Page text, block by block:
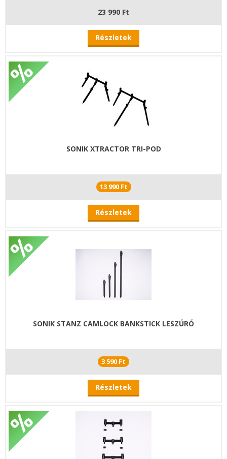
23 990 Ft
Részletek
SONIK XTRACTOR TRI-POD
13 990 Ft
Részletek
SONIK STANZ CAMLOCK BANKSTICK LESZÚRÓ
3 590 Ft
Részletek